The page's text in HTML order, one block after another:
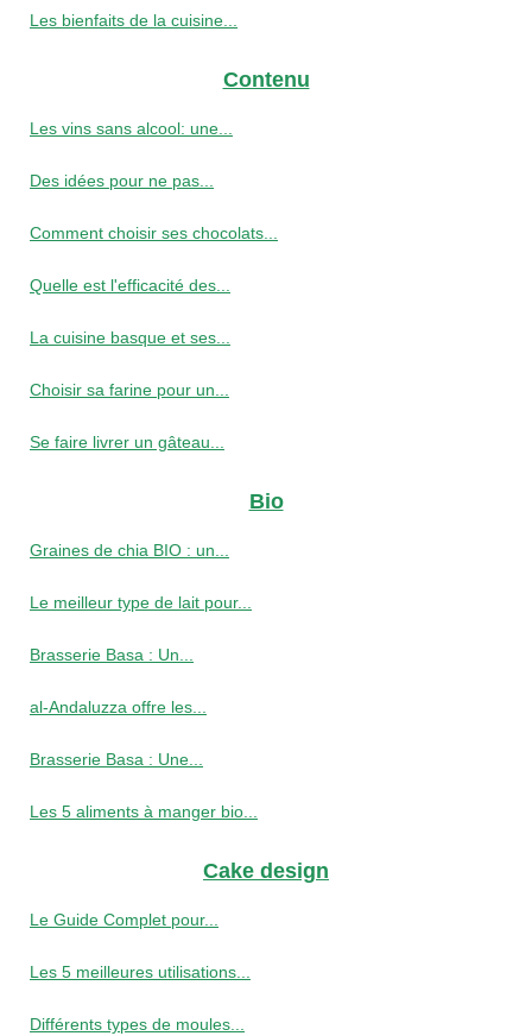
Les bienfaits de la cuisine...
Contenu
Les vins sans alcool: une...
Des idées pour ne pas...
Comment choisir ses chocolats...
Quelle est l'efficacité des...
La cuisine basque et ses...
Choisir sa farine pour un...
Se faire livrer un gâteau...
Bio
Graines de chia BIO : un...
Le meilleur type de lait pour...
Brasserie Basa : Un...
al-Andaluzza offre les...
Brasserie Basa : Une...
Les 5 aliments à manger bio...
Cake design
Le Guide Complet pour...
Les 5 meilleures utilisations...
Différents types de moules...